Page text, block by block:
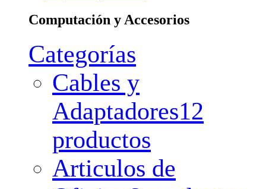
Computación y Accesorios
Categorías
Cables y
Adaptadores12
productos
Articulos de